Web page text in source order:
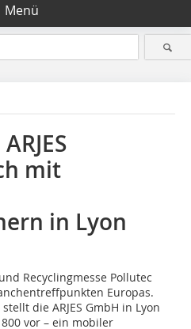
Menü
mit
in Lyon
Recyclingmesse Pollutec
Europas.
die ARJES GmbH in Lyon
vor – ein mobiler